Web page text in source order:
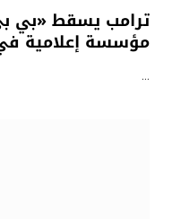
ترامب يسقط «بي
مؤسسة إعلامية
…